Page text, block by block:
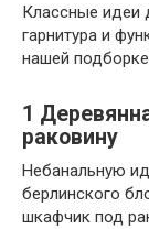
Классные идеи
гарнитура и
нашей
1
раковину
Небанальную
берлинского
шкафчик под